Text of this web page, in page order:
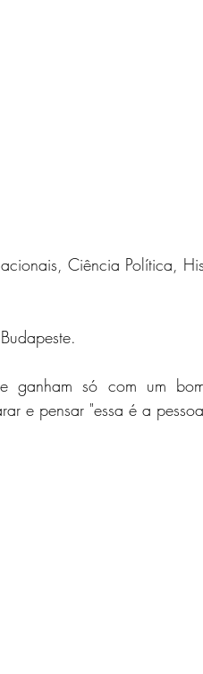
Ciência Política,
ganham só com um
e pensar "essa é a